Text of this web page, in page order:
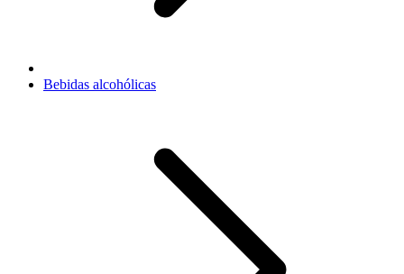
Bebidas alcohólicas